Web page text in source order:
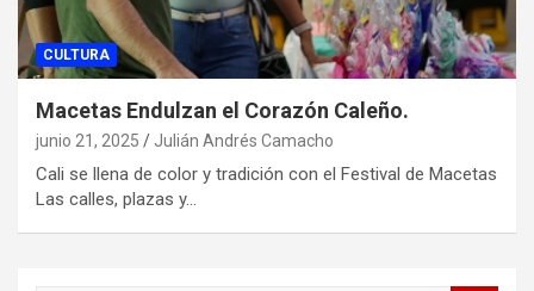
CULTURA
Macetas Endulzan el Corazón Caleño.
junio 21, 2025 Julián Andrés Camacho
Cali se llena de color y tradición con el Festival de Macetas
Las calles, plazas y…